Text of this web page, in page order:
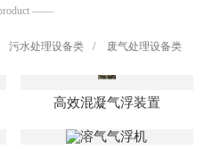
——
污水处理设备类 / 废气处理设备类
高效混凝气浮装置